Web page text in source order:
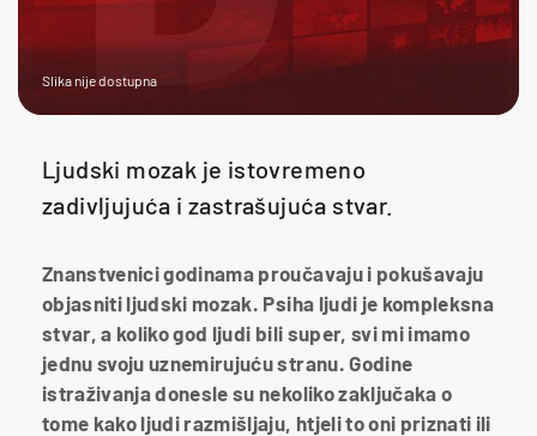
Slika nije dostupna
Ljudski mozak je istovremeno
zadivljujuća i zastrašujuća stvar.
Znanstvenici godinama proučavaju i pokušavaju
objasniti ljudski mozak. Psiha ljudi je kompleksna
stvar, a koliko god ljudi bili super, svi mi imamo
jednu svoju uznemirujuću stranu. Godine
istraživanja donesle su nekoliko zaključaka o
tome kako ljudi razmišljaju, htjeli to oni priznati ili